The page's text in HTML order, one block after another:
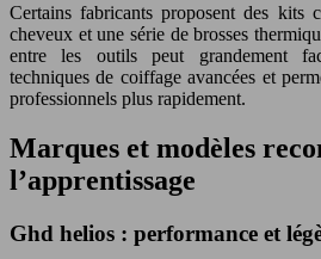
Certains fabricants proposent des kits
cheveux et une série de brosses
entre les outils peut grandement
techniques de coiffage avancées et
professionnels plus rapidement.
Marques et modèles
l’apprentissage
Ghd helios : performance et